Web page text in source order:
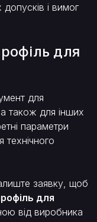
і вимог
для
для
також для інших
параметри
заявку, щоб
для
від виробника